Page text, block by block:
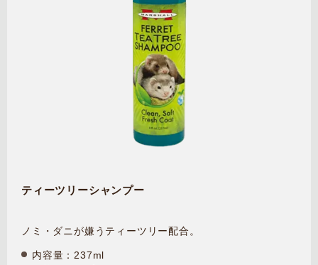
ティーツリーシャンプー
ノミ・ダニが嫌うティーツリー配合。
内容量：237ml